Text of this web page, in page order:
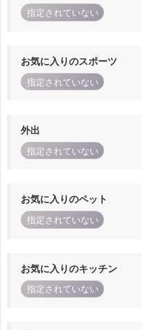
指定されていない
お気に入りのスポーツ
指定されていない
外出
指定されていない
お気に入りのペット
指定されていない
お気に入りのキッチン
指定されていない